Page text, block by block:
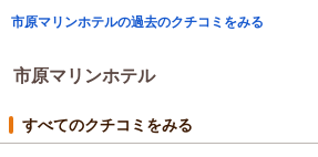
ございます。
す
善努力してまいります。
また、ご朝食へのお褒めのお言葉ありが
市原マリンホテルの過去のクチコミをみる
市原マリンホテル
すべてのクチコミをみる